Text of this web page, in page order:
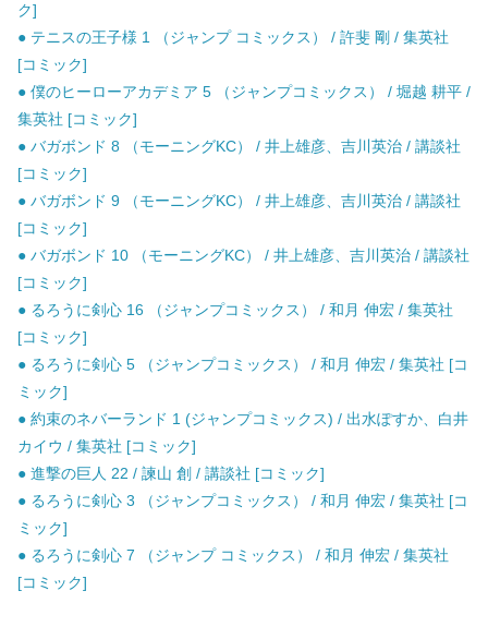
ク]
● テニスの王子様 1 （ジャンプ コミックス） / 許斐 剛 / 集英社
[コミック]
● 僕のヒーローアカデミア 5 （ジャンプコミックス） / 堀越 耕平 /
集英社 [コミック]
● バガボンド 8 （モーニングKC） / 井上雄彦、吉川英治 / 講談社
[コミック]
● バガボンド 9 （モーニングKC） / 井上雄彦、吉川英治 / 講談社
[コミック]
● バガボンド 10 （モーニングKC） / 井上雄彦、吉川英治 / 講談社
[コミック]
● るろうに剣心 16 （ジャンプコミックス） / 和月 伸宏 / 集英社
[コミック]
● るろうに剣心 5 （ジャンプコミックス） / 和月 伸宏 / 集英社 [コ
ミック]
● 約束のネバーランド 1 (ジャンプコミックス) / 出水ぽすか、白井
カイウ / 集英社 [コミック]
● 進撃の巨人 22 / 諫山 創 / 講談社 [コミック]
● るろうに剣心 3 （ジャンプコミックス） / 和月 伸宏 / 集英社 [コ
ミック]
● るろうに剣心 7 （ジャンプ コミックス） / 和月 伸宏 / 集英社
[コミック]